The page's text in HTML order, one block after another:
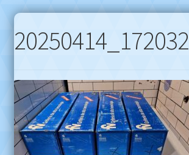
20250414_172032